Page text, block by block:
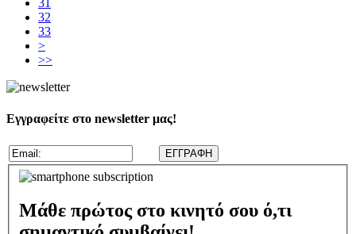
31
32
33
>
>>
Εγγραφείτε στο newsletter μας!
Μάθε πρώτος στο κινητό σου ό,τι